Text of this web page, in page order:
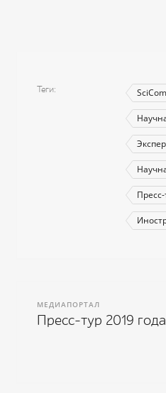
Теги
МЕДИАПОРТАЛ
Пресс-тур 2019 года